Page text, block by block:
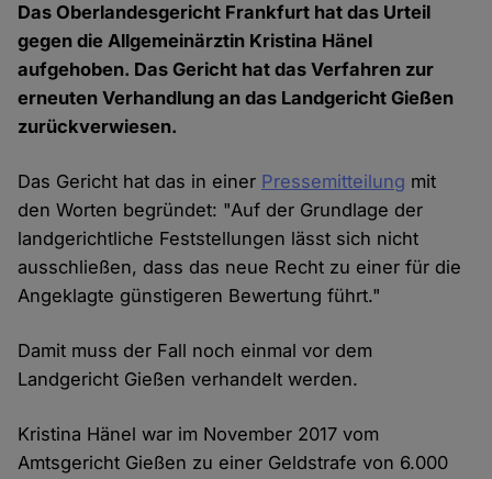
Das Oberlandesgericht Frankfurt hat das Urteil
gegen die Allgemeinärztin Kristina Hänel
aufgehoben. Das Gericht hat das Verfahren zur
erneuten Verhandlung an das Landgericht Gießen
zurückverwiesen.
Das Gericht hat das in einer Pressemitteilung mit
den Worten begründet: "Auf der Grundlage der
landgerichtliche Feststellungen lässt sich nicht
ausschließen, dass das neue Recht zu einer für die
Angeklagte günstigeren Bewertung führt."
Damit muss der Fall noch einmal vor dem
Landgericht Gießen verhandelt werden.
Kristina Hänel war im November 2017 vom
Amtsgericht Gießen zu einer Geldstrafe von 6.000